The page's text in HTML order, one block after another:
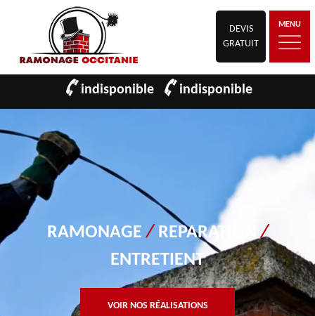
DEVIS
GRATUIT
MENU
indisponible indisponible
RAMONAGE/ REPARATION/
ENTRETIENT
VOIR NOS RÉALISATIONS